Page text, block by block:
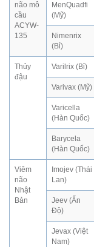
não mô
cầu
ACYW-
135
MenQuadfi
(Mỹ)
Nimenrix
(Bỉ)
Thủy
đậu
Varilrix (Bỉ)
Varivax (Mỹ)
Varicella
(Hàn Quốc)
Barycela
(Hàn Quốc)
Viêm
não
Nhật
Bản
Imojev (Thái
Lan)
Jeev (Ấn
Độ)
Jevax (Việt
Nam)